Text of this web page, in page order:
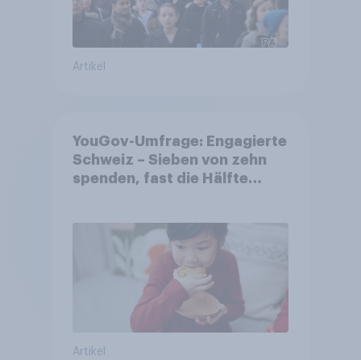
Artikel
YouGov-Umfrage: Engagierte
Schweiz – Sieben von zehn
spenden, fast die Hälfte
Artikel